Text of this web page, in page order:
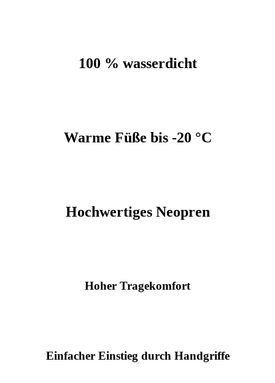
100 % wasserdicht
Warme Füße bis -20 °C
Hochwertiges Neopren
Hoher Tragekomfort
Einfacher Einstieg durch Handgriffe